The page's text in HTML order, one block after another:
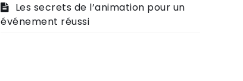
Les secrets de l’animation pour un
événement réussi